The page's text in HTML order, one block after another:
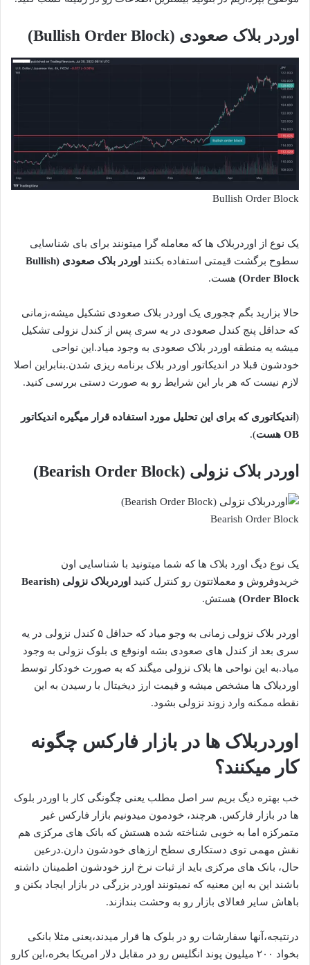
اوردر بلاک صعودی (Bullish Order Block)
Bullish Order Block
یک نوع از اوردربلاک ها که معامله گرا میتونند برای بای شناسایی
سطوح برگشت قیمتی استفاده بکنند
اوردر بلاک صعودی (Bullish
Order Block)
هست.
حالا بزارید بگم چجوری یک اوردر بلاک صعودی تشکیل میشه،زمانی
که حداقل پنج کندل صعودی در یه سری پس از کندل نزولی تشکیل
میشه یه منطقه اوردر بلاک صعودی به وجود میاد.این نواحی
خودشون قبلا در اندیکاتور اوردر بلاک برنامه ریزی شدن.بنابراین اصلا
لازم نیست که هر بار این شرایط رو به صورت دستی بررسی کنید.
( اندیکاتوری که برای این تحلیل مورد استفاده قرار میگیره اندیکاتور
OB هست
).
اوردر بلاک نزولی (Bearish Order Block)
Bearish Order Block
یک نوع دیگ اورد بلاک ها که شما میتونید با شناسایی اون
خریدوفروش و معملاتتون رو کنترل کنید
اوردربلاک نزولی (Bearish
Order Block)
هستش.
اوردر بلاک نزولی زمانی به وجو میاد که حداقل ۵ کندل نزولی در یه
سری بعد از کندل های صعودی بشه اونو‌قع ی بلوک نزولی به وجود
میاد.به این نواحی ها بلاک نزولی میگند که به صورت خودکار توسط
اوردیلاک ها مشخص میشه و قیمت ارز دیخیتال با رسیدن به این
نقطه ممکنه وارد زوند نزولی بشود.
اوردربلاک ها در بازار فارکس‌ چگونه
کار میکنند؟
خب بهتره دیگ بریم سر اصل مطلب یعنی چگونگی کار با اوردر بلوک
ها در بازار فارکس. هرچند، خودمون میدونیم بازار فارکس غیر
متمرکزه اما به خوبی شناخته شده هستش که بانک های مرکزی هم
نقش مهمی توی دستکاری سطح ارزهای خودشون دارن.درعین
حال، بانک های مرکزی باید از ثبات نرخ ارز خودشون اطمینان داشته
باشند این به این معنیه که نمیتونند اوردر بزرگی در بازار ایجاد بکنن و
باهاش سایر فعالای بازار رو به وحشت بندازند.
درنتیجه،آنها سفارشات رو در بلوک ها قرار میدند،یعنی مثلا بانکی
بخواد ۲۰۰ میلیون پوند انگلیس رو در مقابل دلار امریکا بخره،این کارو